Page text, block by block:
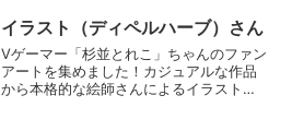
イラスト（ディペルハーブ）さん
Vゲーマー「杉並とれこ」ちゃんのファン
アートを集めました！カジュアルな作品
から本格的な絵師さんによるイラストま